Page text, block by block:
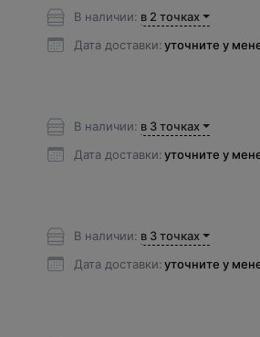
В наличии: в 2 точках
Дата доставки: уточните у
В наличии: в 3 точках
Дата доставки: уточните у
В наличии: в 3 точках
Дата доставки: уточните у